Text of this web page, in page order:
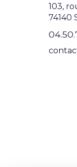
103,
74140